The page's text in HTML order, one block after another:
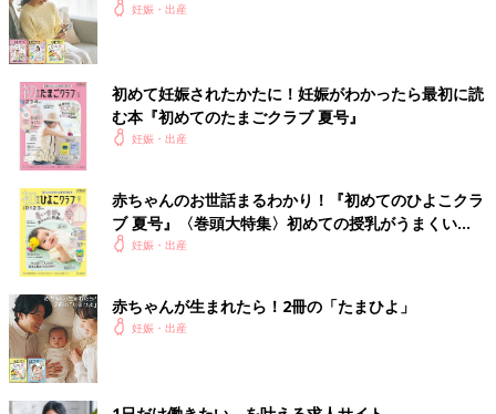
妊娠・出産
初めて妊娠されたかたに！妊娠がわかったら最初に読
む本『初めてのたまごクラブ 夏号』
妊娠・出産
赤ちゃんのお世話まるわかり！『初めてのひよこクラ
ブ 夏号』〈巻頭大特集〉初めての授乳がうまくい
く！ おっぱい・ミルクの基本と夏のトラブル 解決テ
妊娠・出産
赤ちゃんが生まれたら！2冊の「たまひよ」
妊娠・出産